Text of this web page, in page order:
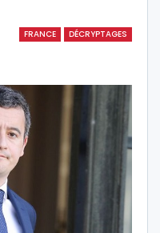
FRANCE DÉCRYPTAGES